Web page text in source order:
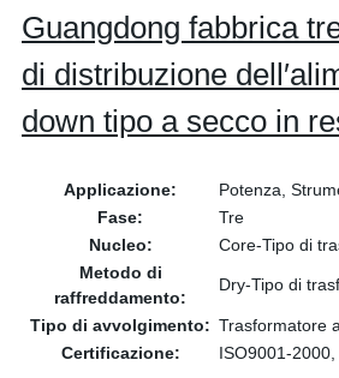
Guangdong fabbrica
di distribuzione
down tipo a secco in
Applicazione:
Potenza,
Fase:
Tre
Nucleo:
Core-Tipo di
Metodo di
raffreddamento:
Dry-Tipo di
Tipo di avvolgimento: Trasformatore
Certificazione:
ISO9001-